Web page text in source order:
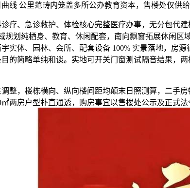
线 公里范畴内笼盖多所公办教育资本，售楼处仅供
、急诊救护、体检核心完整医疗办事，无分包代
划纯栖身、教育、休闲配套，南向飘窗拓展休闲
实体、园林、会所、配套设备 100% 实景落地，房
的简略单纯和谈。实地可开关门窗测试隔音结果，
，楼栋横向、纵向楼间距均颠末日照测算，二手
两房户型朴直通透，购房事宜以售楼处公示及正式